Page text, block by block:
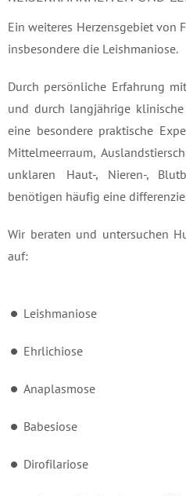
Ein weiteres Herzensgebiet von
insbesondere die Leishmaniose.
Durch persönliche Erfahrung
und durch langjährige
eine besondere praktische
Mittelmeerraum,
unklaren Haut-, Nieren-,
benötigen häufig eine
Wir beraten und untersuchen
auf:
Leishmaniose
Ehrlichiose
Anaplasmose
Babesiose
Dirofilariose